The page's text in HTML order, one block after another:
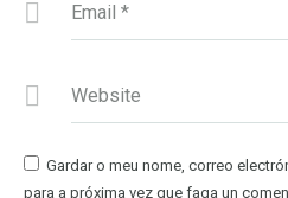
Email *
Website
Gardar o meu nome, correo
para a próxima vez que faga un